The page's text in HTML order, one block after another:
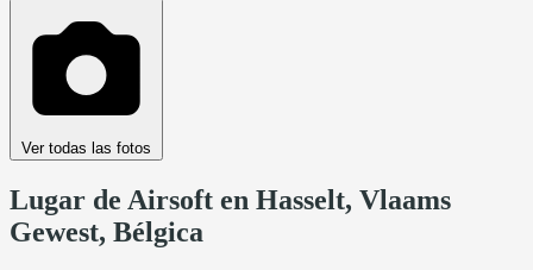
Ver todas las fotos
Lugar de Airsoft en Hasselt, Vlaams
Gewest, Bélgica